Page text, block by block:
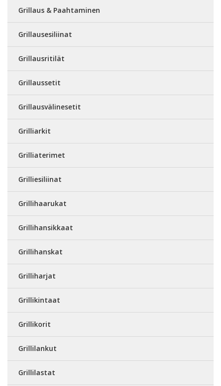
Grillaus & Paahtaminen
Grillausesiliinat
Grillausritilät
Grillaussetit
Grillausvälinesetit
Grilliarkit
Grilliaterimet
Grilliesiliinat
Grillihaarukat
Grillihansikkaat
Grillihanskat
Grilliharjat
Grillikintaat
Grillikorit
Grillilankut
Grillilastat